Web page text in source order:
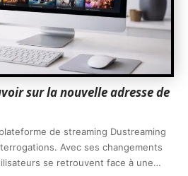
sur la nouvelle adresse de
de streaming Dustreaming
Avec ses changements
se retrouvent face à une…